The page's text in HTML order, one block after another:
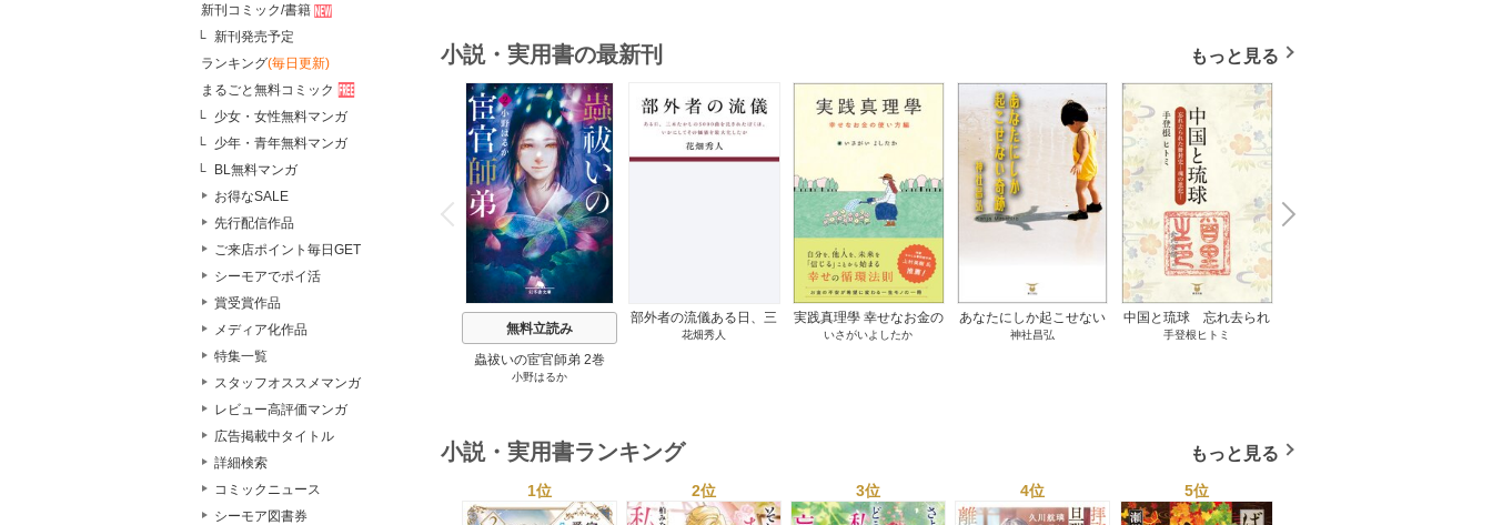
新刊コミック/書籍
新刊発売予定
ランキング(毎日更新)
まるごと無料コミック
少女・女性無料マンガ
少年・青年無料マンガ
BL無料マンガ
お得なSALE
先行配信作品
ご来店ポイント毎日GET
シーモアでポイ活
賞受賞作品
メディア化作品
特集一覧
スタッフオススメマンガ
レビュー高評価マンガ
広告掲載中タイトル
詳細検索
コミックニュース
シーモア図書券
小説・実用書の最新刊 もっと見る
P
r
e
v
i
o
u
s
無料立読み
蟲祓いの宦官師弟 2巻
小野はるか
部外者の流儀ある日、三
木たかしの5000曲を託さ
花畑秀人
実践真理學 幸せなお金の
使い方編 1巻
いさがいよしたか
あなたにしか起こせない
奇跡 1巻
神社昌弘
中国と琉球 忘れ去られ
た冊封史―魂の進化― 1
手登根ヒトミ
N
e
x
t
小説・実用書ランキング もっと見る
1位 2位 3位 4位 5位